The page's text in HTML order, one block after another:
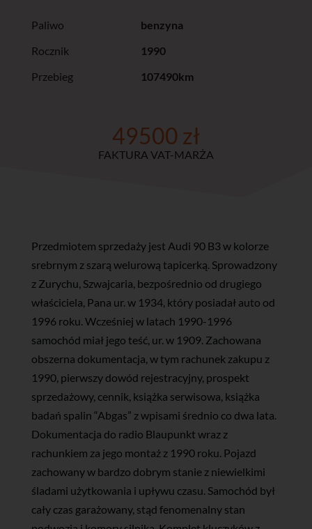
Paliwo
benzyna
Rocznik
1990
Przebieg
107490km
49500 zł
FAKTURA VAT-MARŻA
Przedmiotem sprzedaży jest Audi 90 B3 w kolorze
srebrnym z szarą welurową tapicerką. Sprowadzony
z Zurychu, Szwajcaria, bezpośrednio od drugiego
właściciela, Pana ur. w 1934, który posiadał auto od
1996 roku. Wcześniej w latach 1990-1996
samochód miał jego teść, ur. w 1909. Zachowana
obszerna dokumentacja, w tym rachunek zakupu z
1990, pierwszy dowód rejestracyjny, prospekt
sprzedażowy, cennik, książka serwisowa, książka
badań spalin “Abgas” z wpisami średnio co dwa lata.
Dokumentacja do radio Blaupunkt wraz z
rachunkiem za jego montaż z 1990 roku. Pojazd
zachowany w bardzo dobrym stanie z niewielkimi
śladami użytkowania i upływu czasu. Samochód był
cały czas garażowany, stąd fenomenalny stan